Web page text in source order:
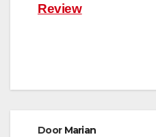
Review
Door Marian